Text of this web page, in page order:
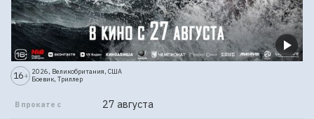
16+ 2026, Великобритания, США
Боевик, Триллер
В прокате с 27 августа